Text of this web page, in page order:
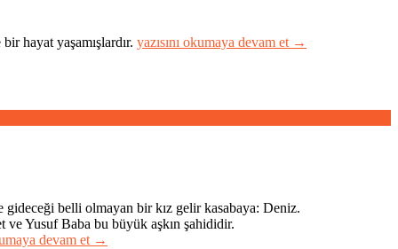
hayat yaşamışlardır. “Kardeşim
yazısını okumaya devam et →
gideceği belli olmayan bir kız gelir kasabaya: Deniz.
ve Yusuf Baba bu büyük aşkın şahididir.
devam et →